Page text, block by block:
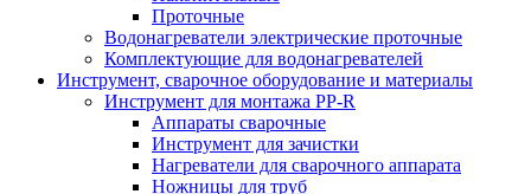
Проточные
Водонагреватели электрические проточные
Комплектующие для водонагревателей
Инструмент, сварочное оборудование и материалы
Инструмент для монтажа PP-R
Аппараты сварочные
Инструмент для зачистки
Нагреватели для сварочного аппарата
Ножницы для труб